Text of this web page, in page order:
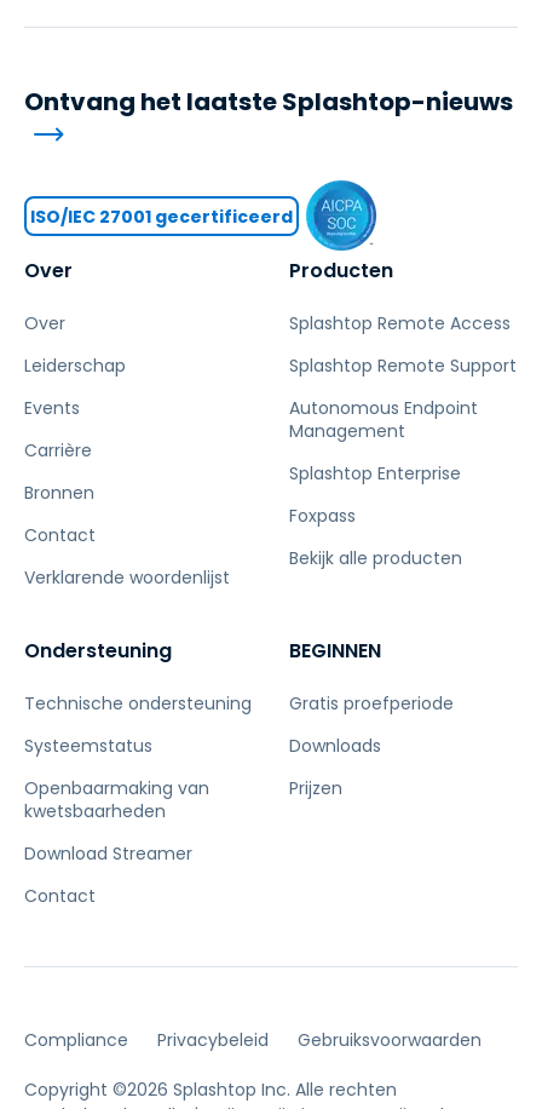
Over
Over
Leiderschap
Events
Carrière
Bronnen
Contact
Verklarende woordenlijst
Producten
Splashtop Remote Access
Splashtop Remote Support
Autonomous Endpoint
Management
Splashtop Enterprise
Foxpass
Bekijk alle producten
Ondersteuning
Technische ondersteuning
Systeemstatus
Openbaarmaking van
kwetsbaarheden
Download Streamer
Contact
BEGINNEN
Gratis proefperiode
Downloads
Prijzen
Ontvang het laatste Splashtop-nieuws
ISO/IEC 27001 gecertificeerd
Compliance Privacybeleid Gebruiksvoorwaarden
Copyright ©2026 Splashtop Inc. Alle rechten